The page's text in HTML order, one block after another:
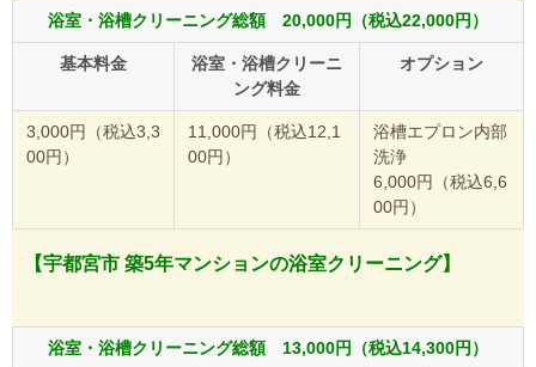
浴室・浴槽クリーニング総額 20,000円（税込22,000円）
基本料金
浴室・浴槽クリーニ
ング料金
オプション
3,000円（税込3,3
00円）
11,000円（税込12,1
00円）
浴槽エプロン内部
洗浄
6,000円（税込6,6
00円）
【宇都宮市 築5年マンションの浴室クリーニング】
浴室・浴槽クリーニング総額 13,000円（税込14,300円）